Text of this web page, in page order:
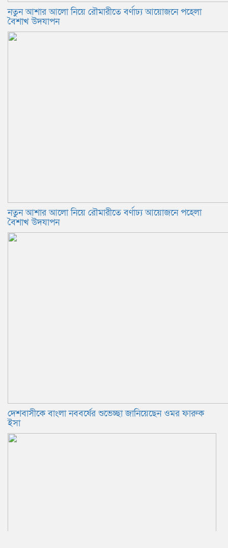
নতুন আশার আলো নিয়ে রৌমারীতে বর্ণাঢ্য আয়োজনে পহেলা
বৈশাখ উদযাপন
নতুন আশার আলো নিয়ে রৌমারীতে বর্ণাঢ্য আয়োজনে পহেলা
বৈশাখ উদযাপন
দেশবাসীকে বাংলা নববর্ষের শুভেচ্ছা জানিয়েছেন ওমর ফারুক
ইসা